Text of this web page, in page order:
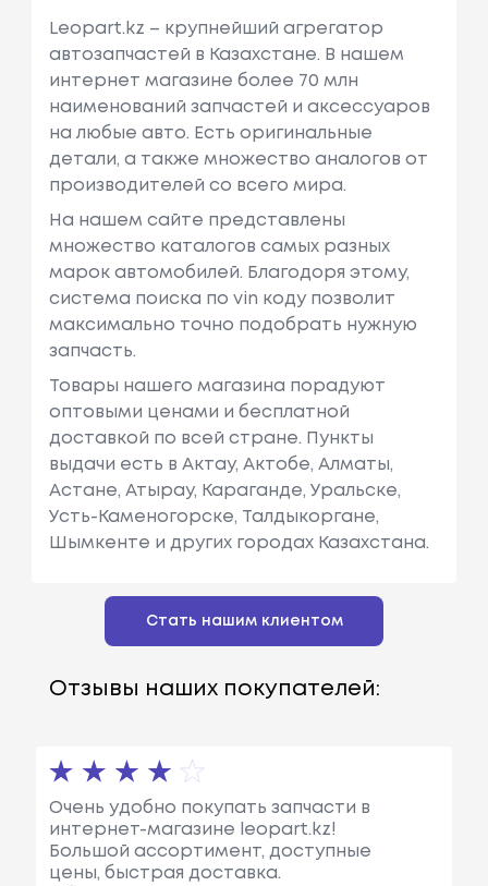
Leopart.kz – крупнейший агрегатор
автозапчастей в Казахстане. В нашем
интернет магазине более 70 млн
наименований запчастей и аксессуаров
на любые авто. Есть оригинальные
детали, а также множество аналогов от
производителей со всего мира.
На нашем сайте представлены
множество каталогов самых разных
марок автомобилей. Благодоря этому,
система поиска по vin коду позволит
максимально точно подобрать нужную
запчасть.
Товары нашего магазина порадуют
оптовыми ценами и бесплатной
доставкой по всей стране. Пункты
выдачи есть в Актау, Актобе, Алматы,
Астане, Атырау, Караганде, Уральске,
Усть-Каменогорске, Талдыкоргане,
Шымкенте и других городах Казахстана.
Стать нашим клиентом
Отзывы наших покупателей:
Очень удобно покупать запчасти в
интернет-магазине leopart.kz!
Большой ассортимент, доступные
цены, быстрая доставка.